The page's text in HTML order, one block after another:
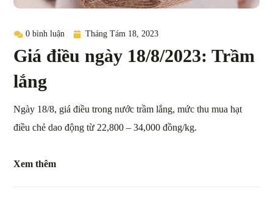
0 bình luận Tháng Tám 18, 2023
Giá điều ngày 18/8/2023: Trầm
lắng
Ngày 18/8, giá điều trong nước trầm lắng, mức thu mua hạt
điều chẻ dao động từ 22,800 – 34,000 đồng/kg.
Xem thêm